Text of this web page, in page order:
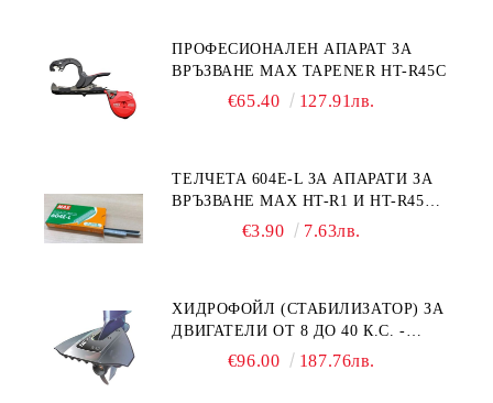
ПРОФЕСИОНАЛЕН АПАРАТ ЗА
ВРЪЗВАНЕ MAX TAPENER HT-R45C
€65.40 127.91лв.
ТЕЛЧЕТА 604E-L ЗА АПАРАТИ ЗА
ВРЪЗВАНЕ MAX HT-R1 И HT-R45C
€3.90 7.63лв.
ХИДРОФОЙЛ (СТАБИЛИЗАТОР) ЗА
ДВИГАТЕЛИ ОТ 8 ДО 40 К.С. -
УНИВЕРСАЛЕН SE SPORT 200
€96.00 187.76лв.